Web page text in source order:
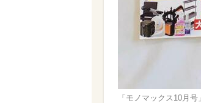
「モノマックス10月